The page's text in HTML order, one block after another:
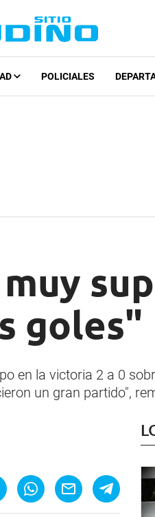
POLICIALES
goles"
en la victoria 2 a 0
un gran partido",